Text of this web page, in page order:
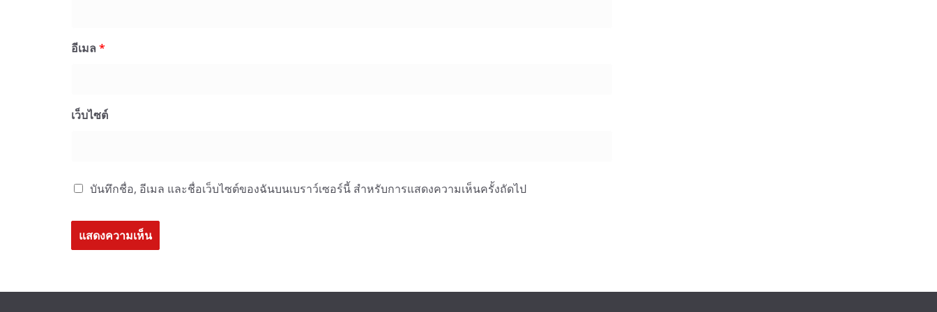
อีเมล *
เว็บไซต์
บันทึกชื่อ, อีเมล และชื่อเว็บไซต์ของฉันบนเบราว์เซอร์นี้ สำหรับการแสดงความเห็นครั้งถัดไป